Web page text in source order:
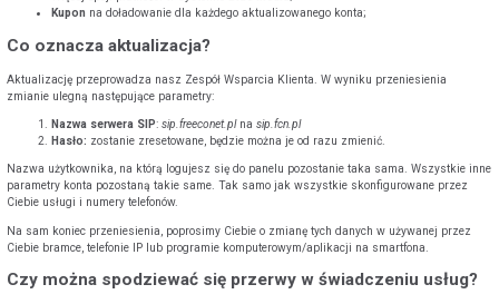
ZAŁÓŻ KONTO
Kupon na doładowanie dla każdego aktualizowanego konta;
Co oznacza aktualizacja?
Aktualizację przeprowadza nasz Zespół Wsparcia Klienta. W wyniku przeniesienia
zmianie ulegną następujące parametry:
Nazwa serwera SIP:sip.freeconet.plnasip.fcn.pl
Hasło: zostanie zresetowane, będzie można je od razu zmienić.
Nazwa użytkownika, na którą logujesz się do panelu pozostanie taka sama. Wszystkie inne
parametry konta pozostaną takie same. Tak samo jak wszystkie skonfigurowane przez
Ciebie usługi i numery telefonów.
Na sam koniec przeniesienia, poprosimy Ciebie o zmianę tych danych w używanej przez
Ciebie bramce, telefonie IP lub programie komputerowym/aplikacji na smartfona.
Czy można spodziewać się przerwy w świadczeniu usług?